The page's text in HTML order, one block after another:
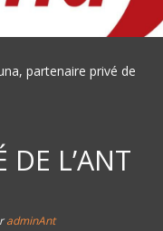
partenaire privé de
DE L’ANT
adminAnt